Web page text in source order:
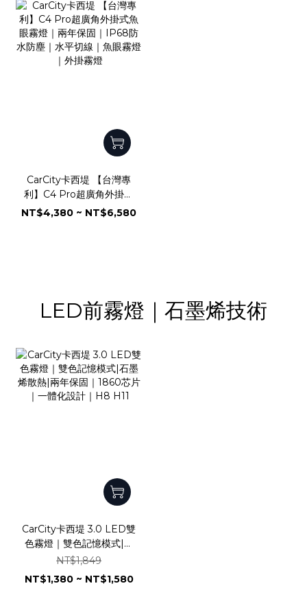
CarCity卡西堤 【台灣專
利】C4 Pro超廣角外掛式
魚眼霧燈｜兩年保固｜
NT$4,380 ~ NT$6,580
LED前霧燈｜石墨烯技術
CarCity卡西堤 3.0 LED雙
色霧燈｜雙色記憶模式|石
墨烯散熱|兩年保固｜1860
芯片｜一體化設計｜H8
H11
NT$1,849
NT$1,380 ~ NT$1,580